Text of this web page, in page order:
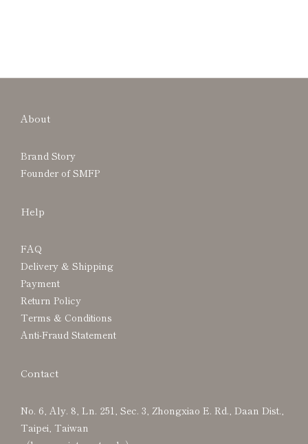
About
Brand Story
Founder of SMFP
Help
FAQ
Delivery & Shipping
Payment
Return Policy
Terms & Conditions
Anti-Fraud Statement
Contact
No. 6, Aly. 8, Ln. 251, Sec. 3, Zhongxiao E. Rd., Daan Dist.,
Taipei, Taiwan